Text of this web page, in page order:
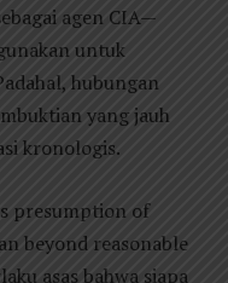
agen CIA—
untuk
hubungan
yang jauh
kronologis.
presumption of
beyond reasonable
asas bahwa siapa